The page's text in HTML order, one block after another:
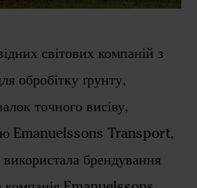
світових компаній з
обробітку ґрунту,
точного висіву,
Emanuelssons Transport,
брендування